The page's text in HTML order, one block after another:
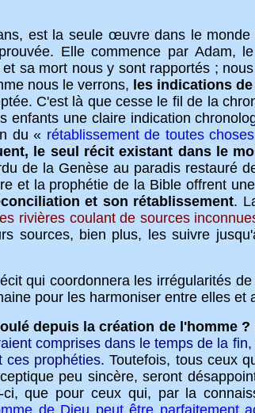
est la seule œuvredans le monde
Elle commence par Adam,
sa mort nous y sont rapportés ;
nous le verrons, les indications
C'est là que cesse le fil de la
une claire indication
du « rétablissement de toutes choses
le seul récit existant dans le
de la Genèse au paradis restauré
et la prophétie de la Bible offrent
et son rétablissement.
rivières coulant de sources
sources, bien plus, les suivre
coordonnera les irrégularités de
pour les harmoniser entre elles et
depuis la création de l'homme ?
comprises dans le temps de la
ces prophéties. Toutefois, tous ceux
peu sincère, seront
que pour ceux qui, par la
de Dieu peut être parfaitement